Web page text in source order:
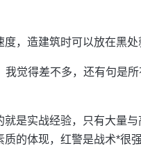
，造建筑时可以放在黑处
觉得差不多，还有句是
是实战经验，只有大量
的体现，红警是战术*很